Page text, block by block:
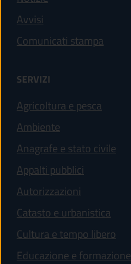
Avvisi
Comunicati stampa
SERVIZI
Agricoltura e pesca
Ambiente
Anagrafe e stato civile
Appalti pubblici
Autorizzazioni
Catasto e urbanistica
Cultura e tempo libero
Educazione e formazione